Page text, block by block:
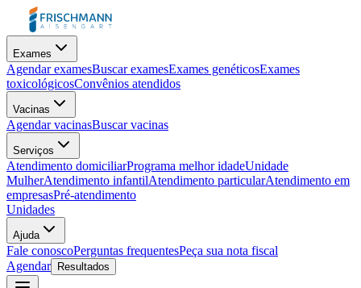
Exames
Agendar examesBuscar examesExames genéticosExames
toxicológicosConvênios atendidos
Vacinas
Agendar vacinasBuscar vacinas
Serviços
Atendimento domiciliarPrograma melhor idadeUnidade
MulherAtendimento infantilAtendimento particularAtendimento em
empresasPré-atendimento
Unidades
Ajuda
Fale conoscoPerguntas frequentesPeça sua nota fiscal
Agendar
Resultados